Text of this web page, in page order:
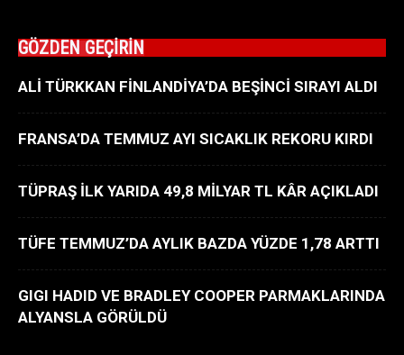
GÖZDEN GEÇİRİN
ALİ TÜRKKAN FİNLANDİYA’DA BEŞİNCİ SIRAYI ALDI
FRANSA’DA TEMMUZ AYI SICAKLIK REKORU KIRDI
TÜPRAŞ İLK YARIDA 49,8 MİLYAR TL KÂR AÇIKLADI
TÜFE TEMMUZ’DA AYLIK BAZDA YÜZDE 1,78 ARTTI
GIGI HADID VE BRADLEY COOPER PARMAKLARINDA
ALYANSLA GÖRÜLDÜ